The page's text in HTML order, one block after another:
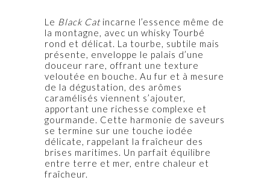
Le Black Catincarne l’essence même de
la montagne, avec un whisky Tourbé
rond et délicat. La tourbe, subtile mais
présente, enveloppe le palais d’une
douceur rare, offrant une texture
veloutée en bouche. Au fur et à mesure
de la dégustation, des arômes
caramélisés viennent s’ajouter,
apportant une richesse complexe et
gourmande. Cette harmonie de saveurs
se termine sur une touche iodée
délicate, rappelant la fraîcheur des
brises maritimes. Un parfait équilibre
entre terre et mer, entre chaleur et
fraîcheur.